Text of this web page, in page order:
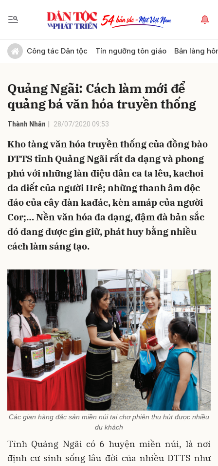
Công tác Dân tộc Tín ngưỡng tôn giáo Bản làng
Quảng Ngãi: Cách làm mới để
quảng bá văn hóa truyền thống
Thành Nhân 28/07/2020 09:53
Kho tàng văn hóa truyền thống của đồng bào
DTTS tỉnh Quảng Ngãi rất đa dạng và phong
phú với những làn điệu dân ca ta lêu, kachoi
da diết của người Hrê; những thanh âm độc
đáo của cây đàn kađác, kèn amáp của người
Cor;… Nền văn hóa đa dạng, đậm đà bản sắc
đó đang được gìn giữ, phát huy bằng nhiều
cách làm sáng tạo.
Các gian hàng đặc sản miền núi tại chợ phiên thu hút được nhiều
du khách
Tỉnh Quảng Ngãi có 6 huyện miền núi, là nơi
định cư sinh sống lâu đời của nhiều DTTS như
Gửi bình luận
Hủy Gửi